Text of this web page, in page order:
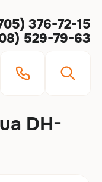
376-72-15
529-79-63
DH-